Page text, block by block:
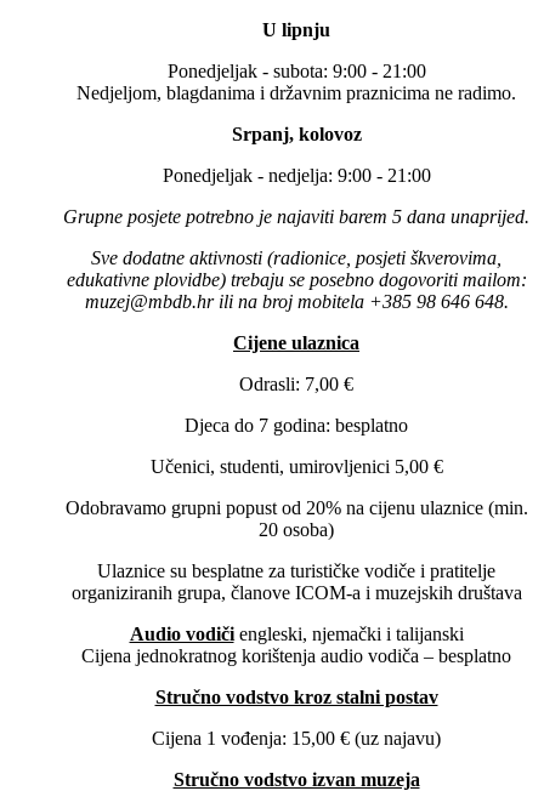
U lipnju
Ponedjeljak - subota: 9:00 - 21:00
Nedjeljom, blagdanima i državnim praznicima ne radimo.
Srpanj, kolovoz
Ponedjeljak - nedjelja: 9:00 - 21:00
Grupne posjete potrebno je najaviti barem 5 dana unaprijed.
Sve dodatne aktivnosti (radionice, posjeti škverovima,
edukativne plovidbe) trebaju se posebno dogovoriti mailom:
muzej@mbdb.hr ili na broj mobitela +385 98 646 648.
Cijene ulaznica
Odrasli: 7,00 €
Djeca do 7 godina: besplatno
Učenici, studenti, umirovljenici 5,00 €
Odobravamo grupni popust od 20% na cijenu ulaznice (min.
20 osoba)
Ulaznice su besplatne za turističke vodiče i pratitelje
organiziranih grupa, članove ICOM-a i muzejskih društava
Audio vodičiengleski, njemački i talijanski
Cijena jednokratnog korištenja audio vodiča – besplatno
Stručno vodstvo kroz stalni postav
Cijena 1 vođenja: 15,00 € (uz najavu)
Stručno vodstvo izvan muzeja